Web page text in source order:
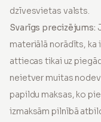
dzīvesvietas valsts.
Svarīgs precizējums:
materiālā norādīts, ka
attiecas tikai uz
neietver muitas
papildu maksas, ko
izmaksām pilnībā